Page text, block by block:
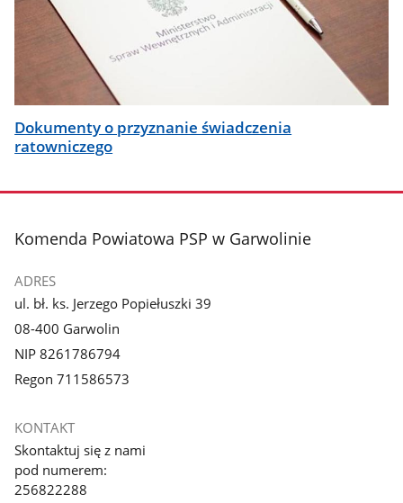
Dokumenty o przyznanie świadczenia
ratowniczego
stopka
Komenda Powiatowa PSP w Garwolinie
ADRES
ul. bł. ks. Jerzego Popiełuszki 39
08-400 Garwolin
NIP 8261786794
Regon 711586573
KONTAKT
Skontaktuj się z nami
pod numerem:
256822288